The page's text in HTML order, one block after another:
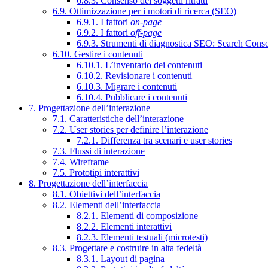
6.9. Ottimizzazione per i motori di ricerca (SEO)
6.9.1. I fattori on-page
6.9.2. I fattori off-page
6.9.3. Strumenti di diagnostica SEO: Search
6.10. Gestire i contenuti
6.10.1. L’inventario dei contenuti
6.10.2. Revisionare i contenuti
6.10.3. Migrare i contenuti
6.10.4. Pubblicare i contenuti
7. Progettazione dell’interazione
7.1. Caratteristiche dell’interazione
7.2. User stories per definire l’interazione
7.2.1. Differenza tra scenari e user stories
7.3. Flussi di interazione
7.4. Wireframe
7.5. Prototipi interattivi
8. Progettazione dell’interfaccia
8.1. Obiettivi dell’interfaccia
8.2. Elementi dell’interfaccia
8.2.1. Elementi di composizione
8.2.2. Elementi interattivi
8.2.3. Elementi testuali (microtesti)
8.3. Progettare e costruire in alta fedeltà
8.3.1. Layout di pagina